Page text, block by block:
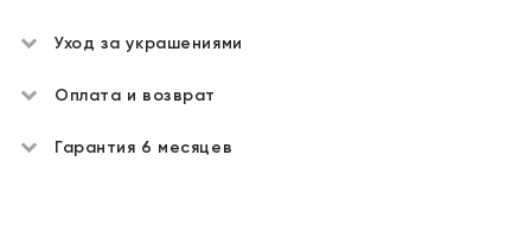
Уход за украшениями
Оплата и возврат
Гарантия 6 месяцев